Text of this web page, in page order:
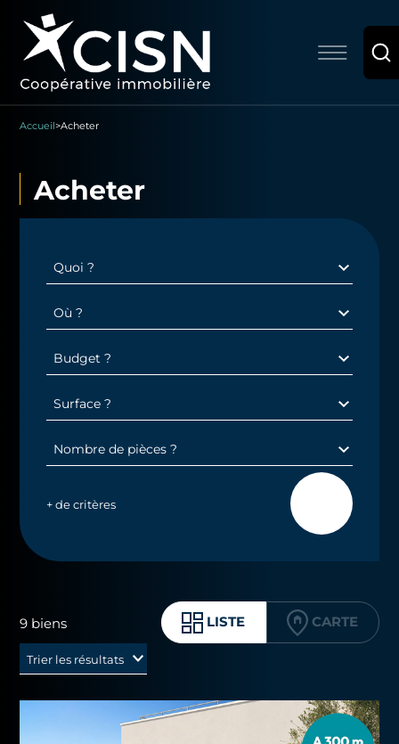
Accueil>Acheter
Acheter
+ de critères
9 biens LISTE CARTE